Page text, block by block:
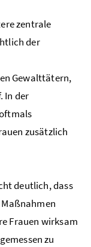
zentrale
der
Gewalttätern,
In der
zusätzlich
deutlich, dass
Frauen wirksam
zu